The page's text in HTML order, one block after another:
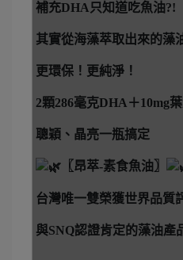
補充DHA只知道吃魚油?!
其實從海藻萃取出來的藻
更環保！更純淨！
2顆286毫克DHA＋10mg
聰穎、晶亮一瓶搞定
〖昂萃-素食魚油〗
台灣唯一雙榮獲世界品質
與SNQ認證肯定的藻油產